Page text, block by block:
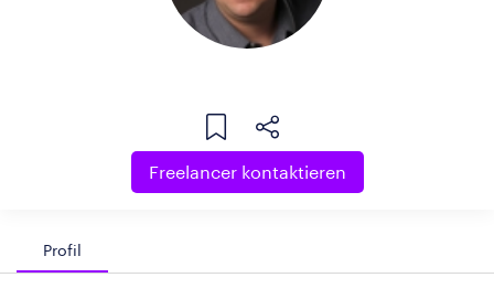
Freelancer kontaktieren
Profil